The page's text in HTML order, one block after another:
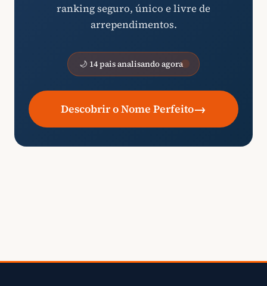
ranking seguro, único e livre de
arrependimentos.
🌙 14 pais analisando agora
Descobrir o Nome Perfeito→